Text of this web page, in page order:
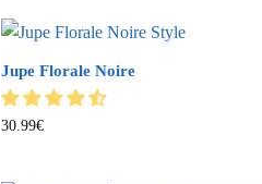
Jupe Florale Noire
30.99€